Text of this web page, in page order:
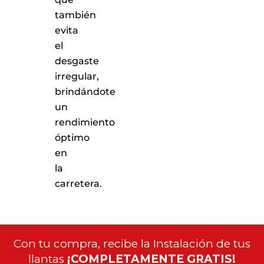
también
evita
el
desgaste
irregular,
brindándote
un
rendimiento
óptimo
en
la
carretera.
Con tu compra, recibe la Instalación de tus
llantas ¡COMPLETAMENTE GRATIS!